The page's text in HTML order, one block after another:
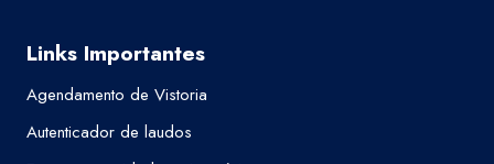
Links Importantes
Agendamento de Vistoria
Autenticador de laudos